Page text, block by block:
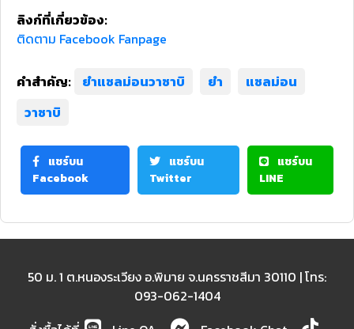
ลิงก์ที่เกี่ยวข้อง:
ติดตาม Facebook Fanpage
คำสำคัญ: ยำแซลม่อนวาซาบิ ยำ
แซลม่อน
วาซาบิ
แชร์บน
Facebook
แชร์บน
Twitter
แชร์บน
LINE
50 ม. 1 ต.หนองระเวียง อ.พิมาย จ.นครราชสีมา 30110 | โทร:
093-062-1404